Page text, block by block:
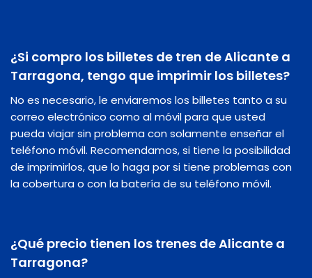
¿Si compro los billetes de tren de Alicante a
Tarragona, tengo que imprimir los billetes?
No es necesario, le enviaremos los billetes tanto a su
correo electrónico como al móvil para que usted
pueda viajar sin problema con solamente enseñar el
teléfono móvil. Recomendamos, si tiene la posibilidad
de imprimirlos, que lo haga por si tiene problemas con
la cobertura o con la batería de su teléfono móvil.
¿Qué precio tienen los trenes de Alicante a
Tarragona?